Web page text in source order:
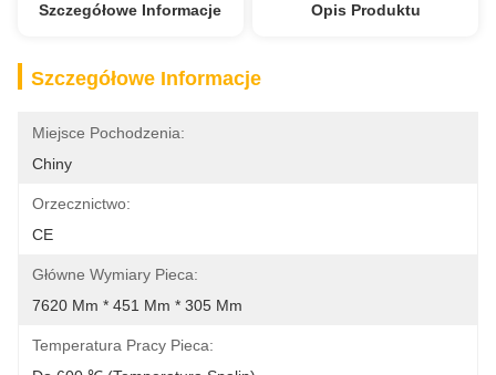
Szczegółowe Informacje Opis Produktu
Szczegółowe Informacje
Miejsce Pochodzenia:
Chiny
Orzecznictwo:
CE
Główne Wymiary Pieca:
7620 Mm * 451 Mm * 305 Mm
Temperatura Pracy Pieca: